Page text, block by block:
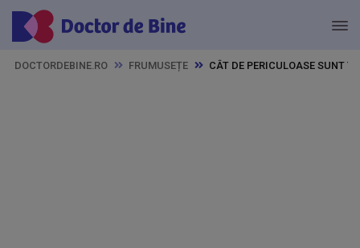
DOCTORDEBINE.RO FRUMUSEȚE CÂT DE PERICULOASE SUNT